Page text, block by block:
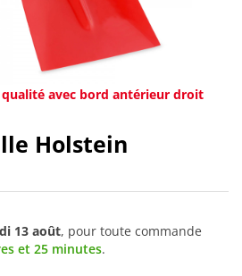
avec bord antérieur droit
Holstein
13 août, pour toute commande
et 25 minutes.